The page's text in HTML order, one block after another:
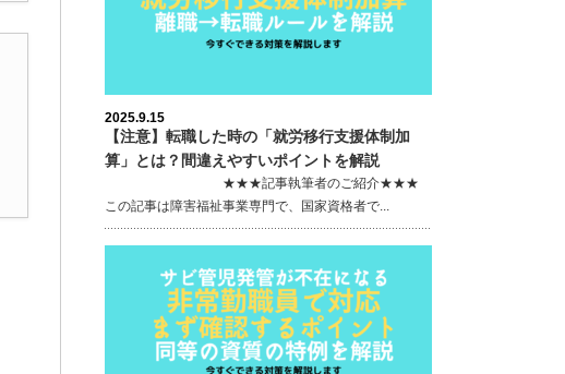
2025.9.15
【注意】転職した時の「就労移行支援体制加
算」とは？間違えやすいポイントを解説
★★★記事執筆者のご紹介★★★
この記事は障害福祉事業専門で、国家資格者で...